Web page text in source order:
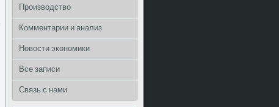
Производство
Комментарии и анализ
Новости экономики
Все записи
Связь с нами